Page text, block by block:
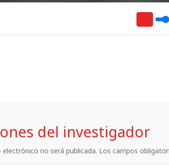
del investigador
electrónico no será publicada. Los campos